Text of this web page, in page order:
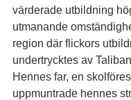
värderade utbildning
utmanande
region där flickors
undertrycktes av
Hennes far, en
uppmuntrade hennes